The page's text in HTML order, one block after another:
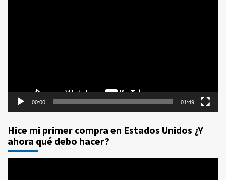
00:00 01:49
Hice mi primer compra en Estados Unidos ¿Y
ahora qué debo hacer?